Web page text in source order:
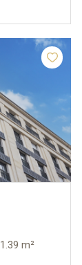
Appartement 3 pièce(s) 2 chambre(s) 31.39 m²